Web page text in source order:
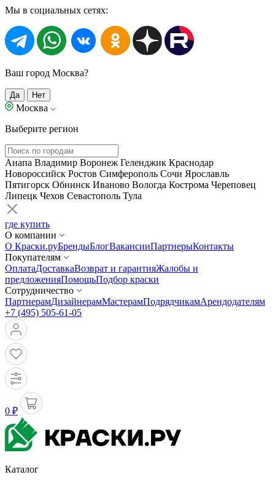
Мы в социальных сетях:
Ваш город Москва?
Да Нет
Москва
Выберите регион
Анапа Владимир Воронеж Геленджик Краснодар
Новороссийск Ростов Симферополь Сочи Ярославль
Пятигорск Обнинск Иваново Вологда Кострома Череповец
Липецк Чехов Севастополь Тула
где купить
О компании
О Краски.руБрендыБлогВакансииПартнерыКонтакты
Покупателям
ОплатаДоставкаВозврат и гарантияЖалобы и
предложенияПомощьПодбор краски
Сотрудничество
ПартнерамДизайнерамМастерамПодрядчикамАрендодателям
+7 (495) 505-61-05
0 ₽
Каталог